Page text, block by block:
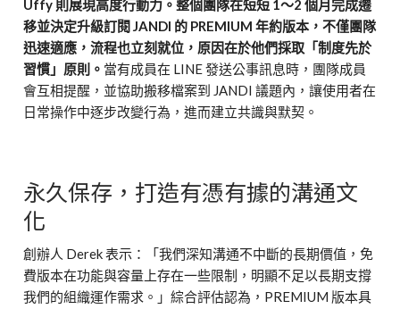
Uffy 則展現高度行動力。整個團隊在短短 1～2 個月完成遷
移並決定升級訂閱 JANDI 的 PREMIUM 年約版本，不僅團隊
迅速適應，流程也立刻就位，原因在於他們採取「制度先於
習慣」原則。 當有成員在 LINE 發送公事訊息時，團隊成員
會互相提醒，並協助搬移檔案到 JANDI 議題內，讓使用者在
日常操作中逐步改變行為，進而建立共識與默契。
永久保存，打造有憑有據的溝通文
化
創辦人 Derek 表示：「我們深知溝通不中斷的長期價值，免
費版本在功能與容量上存在一些限制，明顯不足以長期支撐
我們的組織運作需求。」綜合評估認為，PREMIUM 版本具